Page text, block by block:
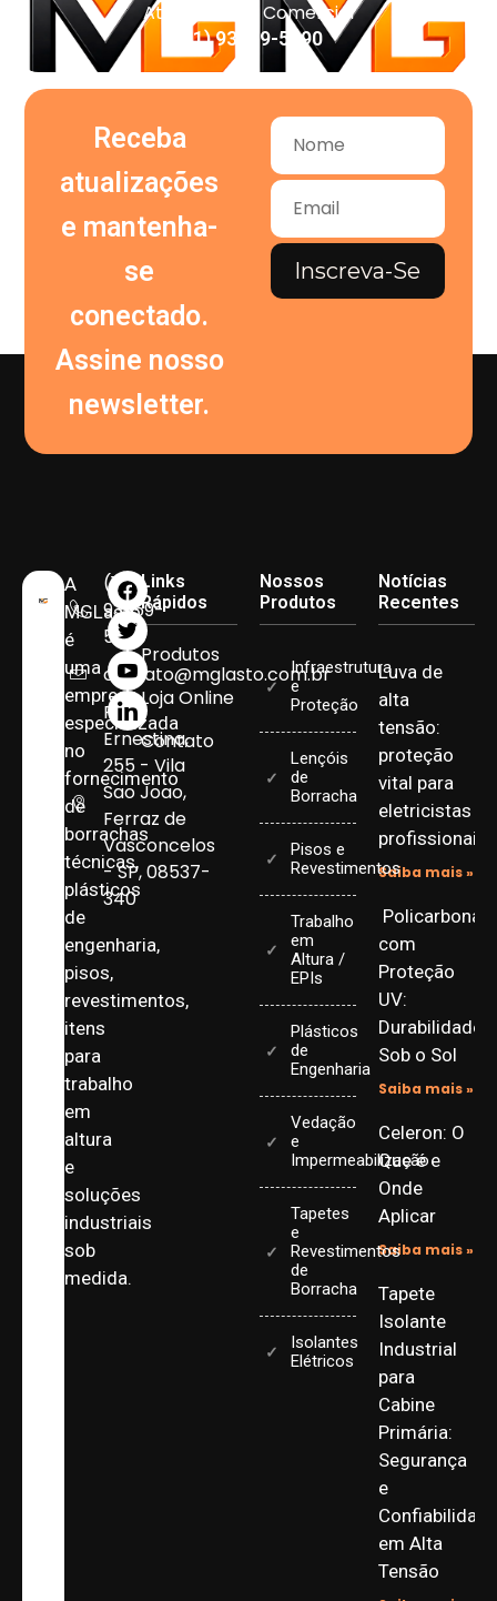
Atendimento Comercial
(11) 93959-5090
Receba
atualizações
e mantenha-
se
conectado.
Assine nosso
newsletter.
Inscreva-Se
A
MGLasto
é
uma
empresa
especializada
no
fornecimento
de
borrachas
técnicas,
plásticos
de
engenharia,
pisos,
revestimentos,
itens
para
trabalho
em
altura
e
soluções
industriais
sob
medida.
(11)
93959-
5090
contato@mglasto.com.br
Rua
Ernestina,
255 - Vila
Sao Joao,
Ferraz de
Vasconcelos
- SP, 08537-
340
Links
Rápidos
Produtos
Loja Online
Contato
Nossos
Produtos
Infraestrutura
e
Proteção
Lençóis
de
Borracha
Pisos e
Revestimentos
Trabalho
em
Altura /
EPIs
Plásticos
de
Engenharia
Vedação
e
Impermeabilização
Tapetes
e
Revestimentos
de
Borracha
Isolantes
Elétricos
Notícias
Recentes
Luva de
alta
tensão:
proteção
vital para
eletricistas
profissionais
Saiba mais »
com
Proteção
UV:
Durabilidade
Sob o Sol
Saiba mais »
Celeron: O
Que é e
Onde
Aplicar
Saiba mais »
Tapete
Isolante
Industrial
para
Cabine
Primária:
Segurança
e
Confiabilidade
em Alta
Tensão